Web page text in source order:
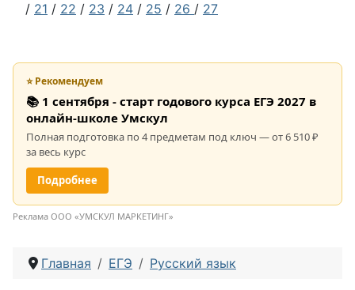
/ 21 / 22 / 23 / 24 / 25 / 26 / 27
⭐ Рекомендуем
📚 1 сентября - старт годового курса ЕГЭ 2027 в
онлайн-школе Умскул
Полная подготовка по 4 предметам под ключ — от 6 510 ₽
за весь курс
Подробнее
Реклама ООО «УМСКУЛ МАРКЕТИНГ»
Главная ЕГЭ Русский язык